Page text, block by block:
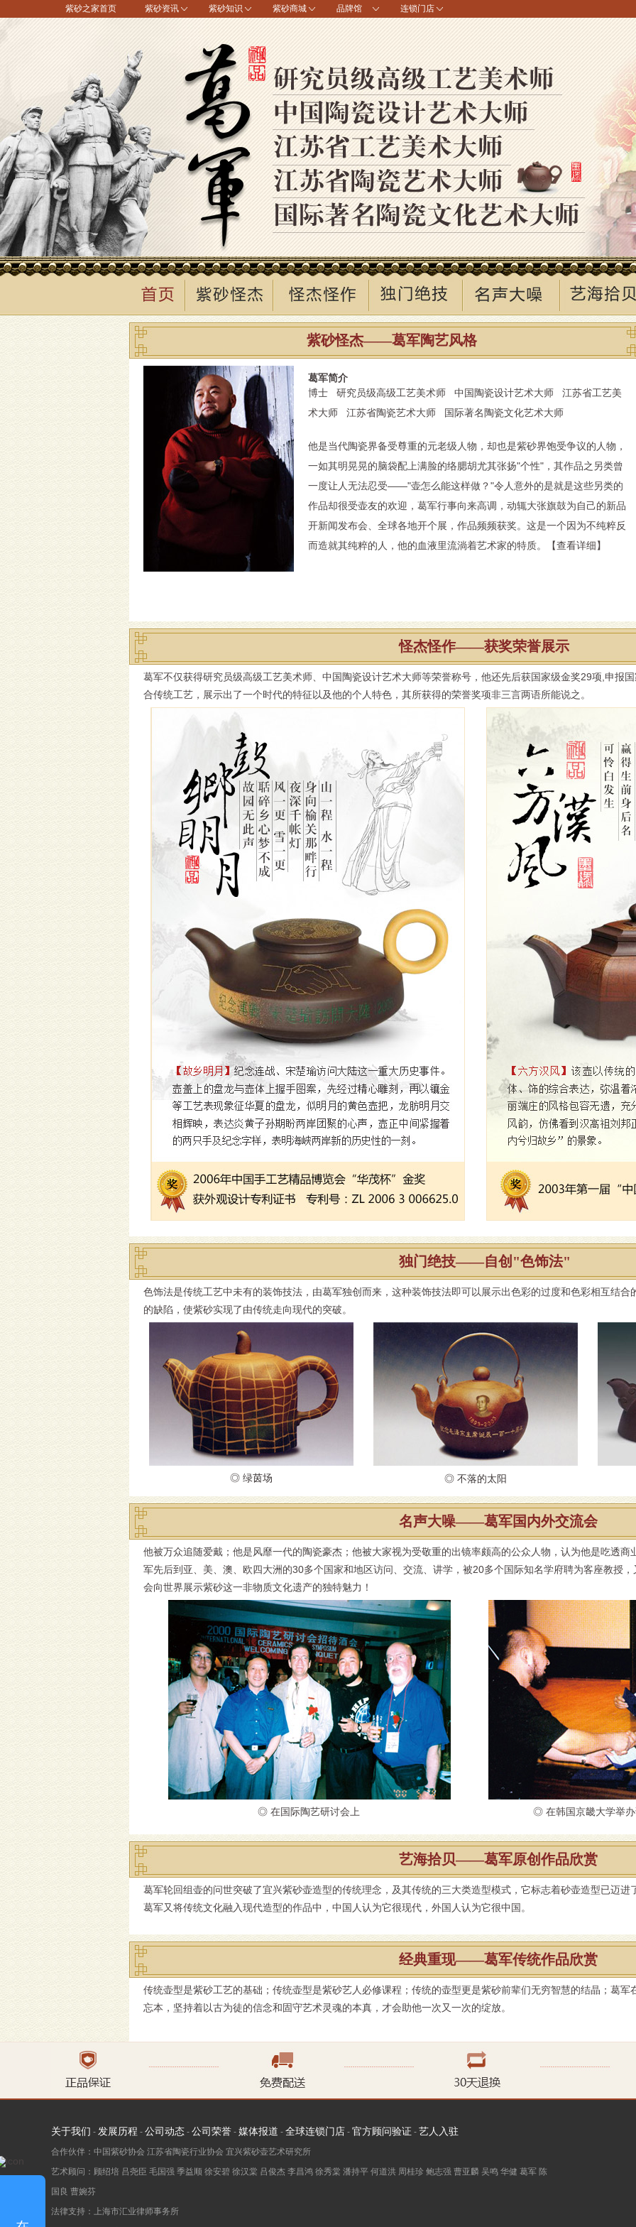
紫砂之家首页 紫砂资讯 紫砂知识 紫砂商城 品牌馆 连锁门店
紫砂怪杰——葛军陶艺风格
葛军简介
博士 研究员级高级工艺美术师 中国陶瓷设计艺术大师 江苏省工艺美
术大师 江苏省陶瓷艺术大师 国际著名陶瓷文化艺术大师
他是当代陶瓷界备受尊重的元老级人物，却也是紫砂界饱受争议的人物，
一如其明晃晃的脑袋配上满脸的络腮胡尤其张扬"个性"，其作品之另类曾
一度让人无法忍受——"壶怎么能这样做？"令人意外的是就是这些另类的
作品却很受壶友的欢迎，葛军行事向来高调，动辄大张旗鼓为自己的新品
开新闻发布会、全球各地开个展，作品频频获奖。这是一个因为不纯粹反
而造就其纯粹的人，他的血液里流淌着艺术家的特质。
【查看详细】
怪杰怪作——获奖荣誉展示
葛军不仅获得研究员级高级工艺美术师、中国陶瓷设计艺术大师等荣誉称号，他还先后获国家级金奖29项,申报
合传统工艺，展示出了一个时代的特征以及他的个人特色，其所获得的荣誉奖项非三言两语所能说之。
独门绝技——自创"色饰法"
色饰法是传统工艺中未有的装饰技法，由葛军独创而来，这种装饰技法即可以展示出色彩的过度和色彩相互结
的缺陷，使紫砂实现了由传统走向现代的突破。
◎ 绿茵场 ◎ 不落的太阳
名声大噪——葛军国内外交流会
他被万众追随爱戴；他是风靡一代的陶瓷豪杰；他被大家视为受敬重的出镜率颇高的公众人物，认为他是吃透
军先后到亚、美、澳、欧四大洲的30多个国家和地区访问、交流、讲学，被20多个国际知名学府聘为客座教授
会向世界展示紫砂这一非物质文化遗产的独特魅力！
◎ 在国际陶艺研讨会上 ◎ 在韩国京畿大学举
艺海拾贝——葛军原创作品欣赏
葛军轮回组壶的问世突破了宜兴紫砂壶造型的传统理念，及其传统的三大类造型模式，它标志着砂壶造型已迈
葛军又将传统文化融入现代造型的作品中，中国人认为它很现代，外国人认为它很中国。
经典重现——葛军传统作品欣赏
传统壶型是紫砂工艺的基础；传统壶型是紫砂艺人必修课程；传统的壶型更是紫砂前辈们无穷智慧的结晶；葛
忘本，坚持着以古为徒的信念和固守艺术灵魂的本真，才会助他一次又一次的绽放。
关于我们 - 发展历程 - 公司动态 - 公司荣誉 - 媒体报道 - 全球连锁门店 - 官方顾问验证 - 艺人入驻
合作伙伴：中国紫砂协会 江苏省陶瓷行业协会 宜兴紫砂壶艺术研究所
艺术顾问： 顾绍培 吕尧臣 毛国强 季益顺 徐安碧 徐汉棠 吕俊杰 李昌鸿 徐秀棠 潘持平 何道洪 周桂珍 鲍志强 曹亚麟 吴鸣 华健 葛军 陈
国良 曹婉芬
法律支持：上海市汇业律师事务所